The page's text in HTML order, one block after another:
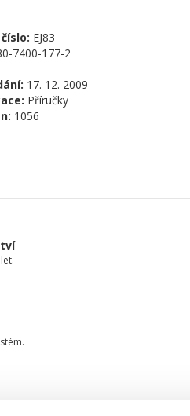
EJ83
7400-177-2
17. 12. 2009
Příručky
1056